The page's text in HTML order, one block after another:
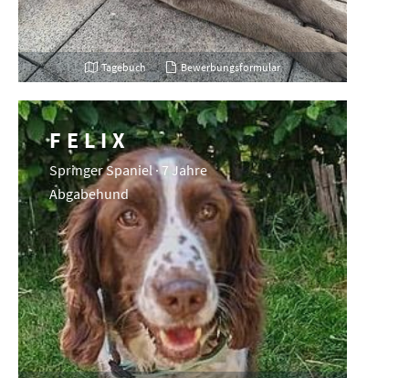
Tagebuch Bewerbungsformular
FELIX
Springer Spaniel · 7 Jahre
Abgabehund